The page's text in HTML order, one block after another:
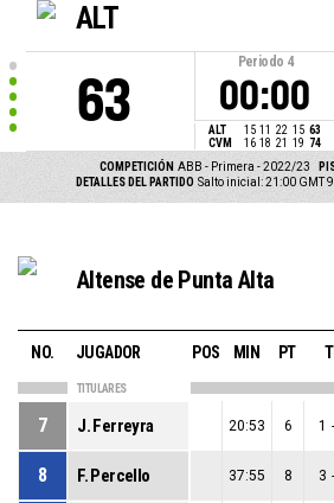
ALT
63
Periodo 4
00:00
ALT 15 11 22 15 63
CVM
16 18 21 19 74
COMPETICIÓN ABB - Primera - 2022/23
DETALLES DEL PARTIDO Salto inicial: 21:00 GMT
Altense de Punta Alta
NO. JUGADOR POS MIN PT
TITULARES
7 J. Ferreyra 20:53 6 1 -
8 F. Percello 37:55 8 3 -